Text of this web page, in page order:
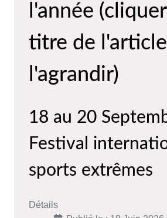
l'année
titre de
l'agrandir)
18 au 20
Festival
sports extrêmes
Détails